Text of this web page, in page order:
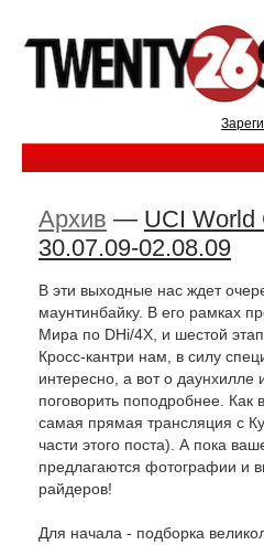
Архив — UCI World
30.07.09-02.08.09
В эти выходные нас ждет
маунтинбайку. В его рамках
Мира по DHi/4X, и шестой
Кросс-кантри нам, в силу
интересно, а вот о даунхилле
поговорить поподробнее. Как
самая прямая трансляция с
части этого поста). А пока
предлагаются фотографии и
райдеров!
Для начала - подборка